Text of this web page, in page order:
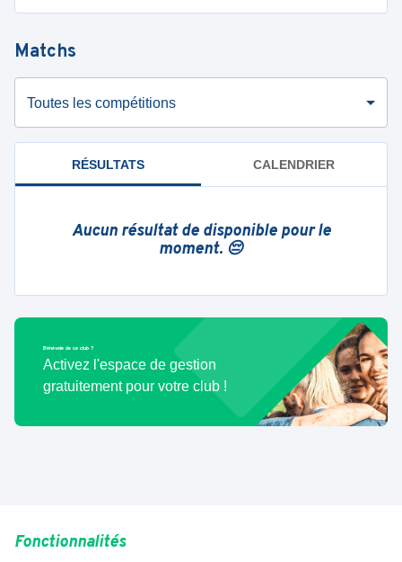
Matchs
Toutes les compétitions
RÉSULTATS CALENDRIER
Aucun résultat de disponible pour le
moment. 😔
Bénévole de ce club ?
Activez l'espace de gestion
gratuitement pour votre club !
Fonctionnalités